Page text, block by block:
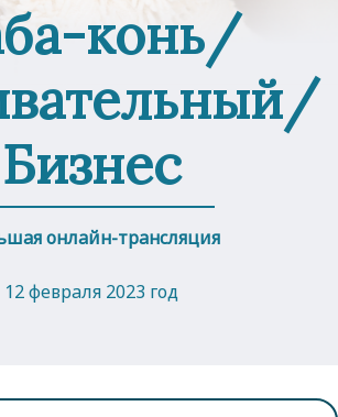
конь/
Бизнес
онлайн-трансляция
12 февраля 2023 год